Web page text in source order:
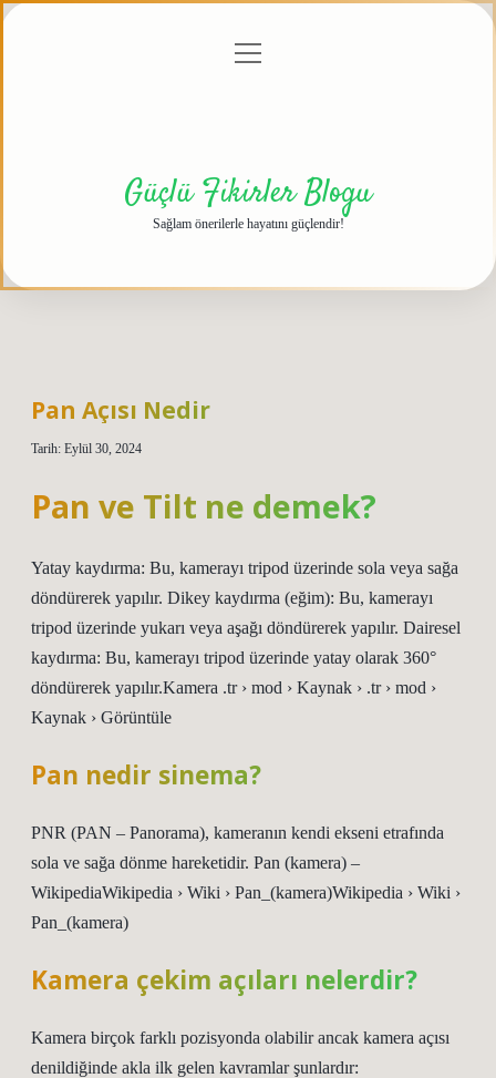
menüyü
Güçlü Fikirler Blogu
Sağlam önerilerle hayatını güçlendir!
Pan Açısı Nedir
Tarih: Eylül 30, 2024
Pan ve Tilt ne demek?
Yatay kaydırma: Bu, kamerayı tripod üzerinde sola veya sağa
döndürerek yapılır. Dikey kaydırma (eğim): Bu, kamerayı
tripod üzerinde yukarı veya aşağı döndürerek yapılır. Dairesel
kaydırma: Bu, kamerayı tripod üzerinde yatay olarak 360°
döndürerek yapılır.Kamera .tr › mod › Kaynak › .tr › mod ›
Kaynak › Görüntüle
Pan nedir sinema?
PNR (PAN – Panorama), kameranın kendi ekseni etrafında
sola ve sağa dönme hareketidir. Pan (kamera) –
WikipediaWikipedia › Wiki › Pan_(kamera)Wikipedia › Wiki ›
Pan_(kamera)
Kamera çekim açıları nelerdir?
Kamera birçok farklı pozisyonda olabilir ancak kamera açısı
denildiğinde akla ilk gelen kavramlar şunlardır: